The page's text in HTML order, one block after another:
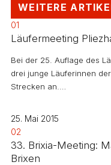
WEITERE
01
Läufermeeting
Bei der 25. Auflage des
drei junge Läuferinnen
Strecken an.…
25. Mai 2015
02
33. Brixia-Meeting:
Brixen